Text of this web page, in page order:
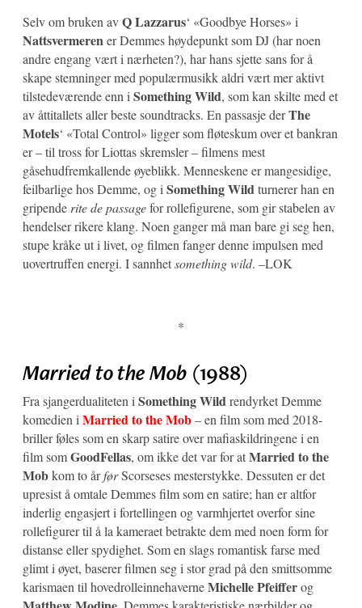
Selv om bruken avQ Lazzarus‘ «Goodbye Horses» i
Nattsvermerener Demmes høydepunkt som DJ (har noen
andre engang vært i nærheten?), har hans sjette sans for å
skape stemninger med populærmusikk aldri vært mer aktivt
tilstedeværende enn iSomething Wild, som kan skilte med et
av åttitallets aller beste soundtracks. En passasje derThe
Motels‘ «Total Control» ligger som fløteskum over et bankran
er – til tross for Liottas skremsler – filmens mest
gåsehudfremkallende øyeblikk. Menneskene er mangesidige,
feilbarlige hos Demme, og iSomething Wildturnerer han en
gripenderite de passagefor rollefigurene, som gir stabelen av
hendelser rikere klang. Noen ganger må man bare gi seg hen,
stupe kråke ut i livet, og filmen fanger denne impulsen med
uovertruffen energi. I sannhetsomething wild. –LOK
*
Married to the Mob (1988)
Fra sjangerdualiteten i Something Wildrendyrket Demme
komedien i Married to the Mob– en film som med 2018-
briller føles som en skarp satire over mafiaskildringene i en
film somGoodFellas, om ikke det var for atMarried to the
Mobkom to årførScorseses mesterstykke. Dessuten er det
upresist å omtale Demmes film som en satire; han er altfor
inderlig engasjert i fortellingen og varmhjertet overfor sine
rollefigurer til å la kameraet betrakte dem med noen form for
distanse eller spydighet. Som en slags romantisk farse med
glimt i øyet, baserer filmen seg i stor grad på den smittsomme
karismaen til hovedrolleinnehaverneMichelle Pfeifferog